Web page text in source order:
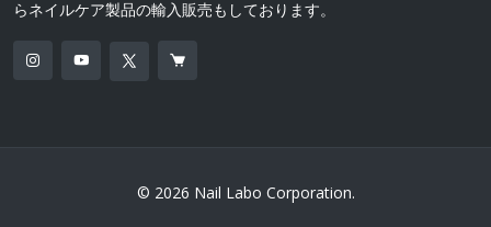
らネイルケア製品の輸入販売もしております。
© 2026 Nail Labo Corporation.